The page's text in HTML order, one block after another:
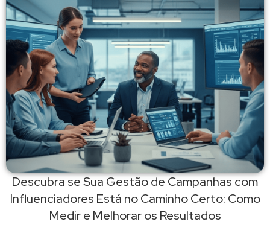
Descubra se Sua Gestão de Campanhas com
Influenciadores Está no Caminho Certo: Como
Medir e Melhorar os Resultados